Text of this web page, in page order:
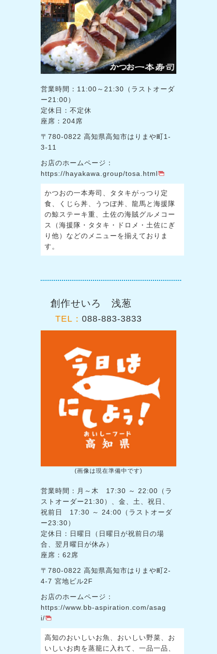
営業時間：11:00～21:30（ラストオーダ
ー21:00）
定休日：不定休
座席：204席
〒780-0822 高知県高知市はりまや町1-
3-11
お店のホームページ：
https://hayakawa.group/tosa.html
かつおの一本寿司、タタキがっつり定
食、くじら丼、うつぼ丼、龍馬と海援隊
の鯨ステーキ重、土佐の海賊グルメコー
ス（海援隊・タタキ・ドロメ・土佐にぎ
り他）などのメニューを揃えておりま
す。
創作せいろ 浅葱
TEL： 088-883-3833
(画像は現在準備中です)
営業時間：月～木 17:30 ～ 22:00（ラ
ストオーダー21:30）、金、土、祝日、
祝前日 17:30 ～ 24:00（ラストオーダ
ー23:30）
定休日：日曜日（日曜日が祝前日の場
合、翌月曜日が休み）
座席：62席
〒780-0822 高知県高知市はりまや町2-
4-7 宮地ビル2F
お店のホームページ：
https://www.bb-aspiration.com/asag
i/
高知のおいしいお魚、おいしい野菜、お
いしいお肉を蒸籠に入れて、一品一品、